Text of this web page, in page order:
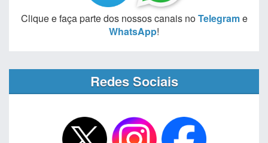
Clique e faça parte dos nossos canais noTelegrame
WhatsApp!
Redes Sociais